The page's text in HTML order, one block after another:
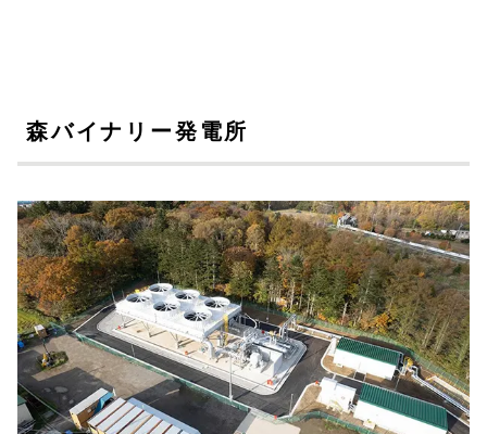
森バイナリー発電所